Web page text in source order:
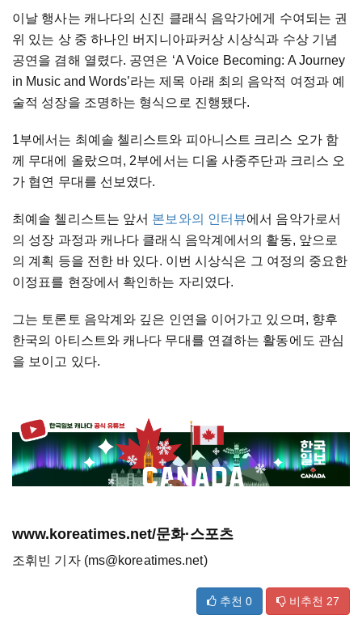
이날 행사는 캐나다의 신진 클래식 음악가에게 수여되는 권
위 있는 상 중 하나인 버지니아파커상 시상식과 수상 기념
공연을 겸해 열렸다. 공연은 ‘A Voice Becoming: A Journey
in Music and Words’라는 제목 아래 최의 음악적 여정과 예
술적 성장을 조명하는 형식으로 진행됐다.
1부에서는 최예솔 첼리스트와 피아니스트 크리스 오가 함
께 무대에 올랐으며, 2부에서는 디올 사중주단과 크리스 오
가 협연 무대를 선보였다.
최예솔 첼리스트는 앞서 본보와의 인터뷰에서 음악가로서
의 성장 과정과 캐나다 클래식 음악계에서의 활동, 앞으로
의 계획 등을 전한 바 있다. 이번 시상식은 그 여정의 중요한
이정표를 현장에서 확인하는 자리였다.
그는 토론토 음악계와 깊은 인연을 이어가고 있으며, 향후
한국의 아티스트와 캐나다 무대를 연결하는 활동에도 관심
을 보이고 있다.
www.koreatimes.net/문화·스포츠
조휘빈 기자 (ms@koreatimes.net)
추천 0 비추천 27